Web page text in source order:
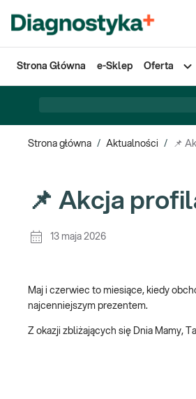
Strona Główna e-Sklep Oferta
Strona główna / Aktualności / 📌
📌 Akcja
13 maja 2026
Maj i czerwiec to miesiące, kiedy
najcenniejszym prezentem.
Z okazji zbliżających się Dnia Mamy,